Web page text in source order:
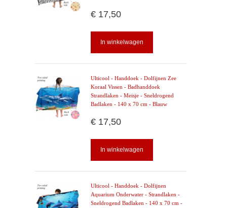
€ 17,50
In winkelwagen
Ulticool - Handdoek - Dolfijnen Zee
Koraal Vissen - Badhanddoek
Strandlaken - Meisje - Sneldrogend
Badlaken - 140 x 70 cm - Blauw
€ 17,50
In winkelwagen
Ulticool - Handdoek - Dolfijnen
Aquarium Onderwater - Strandlaken -
Sneldrogend Badlaken - 140 x 70 cm -